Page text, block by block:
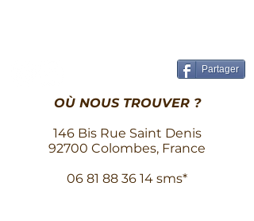
Partager
OÙ NOUS TROUVER ?
146 Bis Rue Saint Denis
92700 Colombes, France
06 81 88 36 14 sms*